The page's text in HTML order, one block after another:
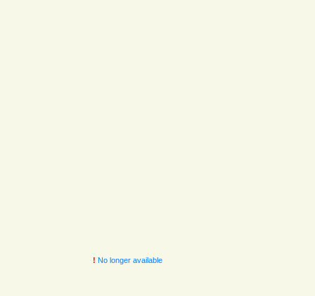
! No longer available